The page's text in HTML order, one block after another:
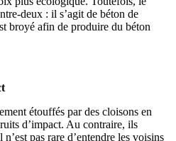
deux : il s’agit de béton de
broyé afin de produire du béton
étouffés par des cloisons en
d’impact. Au contraire, ils
pas rare d’entendre les voisins